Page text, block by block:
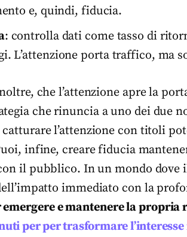
e, quindi, fiducia.
: controlla dati come tasso di
L’attenzione porta traffico, ma
che l’attenzione apre la
che rinuncia a uno dei due
catturare l’attenzione con titoli
infine, creare fiducia
il pubblico. In un mondo dove
immediato con la
emergere e mantenere la propria
per per trasformare